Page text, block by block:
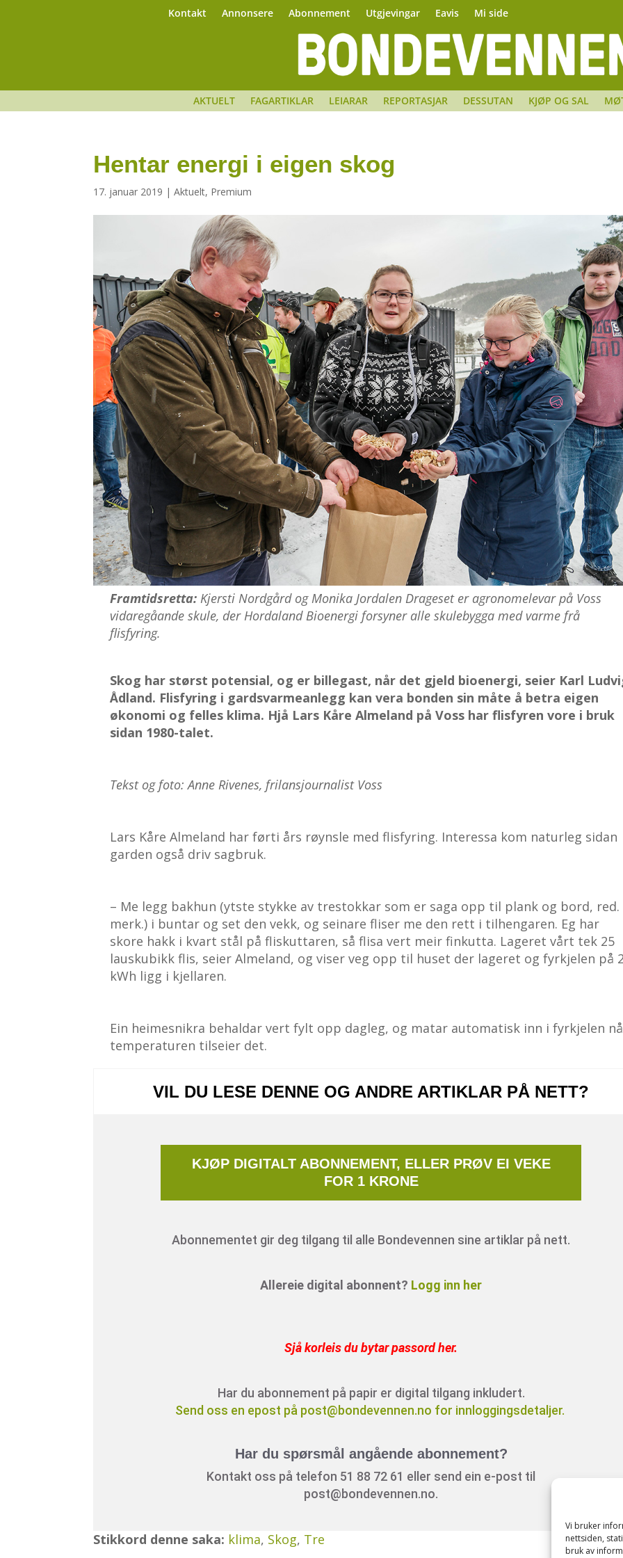
Vi bruker
nettsiden,
bruk av
Kontakt Annonsere Abonnement Utgjevingar Eavis Mi side
AKTUELT FAGARTIKLAR LEIARAR REPORTASJAR DESSUTAN KJØP OG SAL
Hentar energi i eigen skog
17. januar 2019 |Aktuelt, Premium
Framtidsretta: Kjersti Nordgård og Monika Jordalen Drageset er agronomelevar på Voss
vidaregåande skule, der Hordaland Bioenergi forsyner alle skulebygga med varme frå
flisfyring.
Skog har størst potensial, og er billegast, når det gjeld bioenergi, seier Karl
Ådland. Flisfyring i gardsvarmeanlegg kan vera bonden sin måte å betra eigen
økonomi og felles klima. Hjå Lars Kåre Almeland på Voss har flisfyren vore i bruk
sidan 1980-talet.
Tekst og foto: Anne Rivenes, frilansjournalist Voss
Lars Kåre Almeland har førti års røynsle med flisfyring. Interessa kom naturleg sidan
garden også driv sagbruk.
– Me legg bakhun (ytste stykke av trestokkar som er saga opp til plank og bord, red.
merk.) i buntar og set den vekk, og seinare fliser me den rett i tilhengaren. Eg har
skore hakk i kvart stål på fliskuttaren, så flisa vert meir finkutta. Lageret vårt tek 25
lauskubikk flis, seier Almeland, og viser veg opp til huset der lageret og fyrkjelen på
kWh ligg i kjellaren.
Ein heimesnikra behaldar vert fylt opp dagleg, og matar automatisk inn i fyrkjelen
temperaturen tilseier det.
VIL DU LESE DENNE OG ANDRE ARTIKLAR PÅ NETT?
KJØP DIGITALT ABONNEMENT, ELLER PRØV EI VEKE
FOR 1 KRONE
Abonnementet gir deg tilgang til alle Bondevennen sine artiklar på nett.
Allereie digital abonnent? Logg inn her
Sjå korleis du bytar passord her.
Har du abonnement på papir er digital tilgang inkludert.
Send oss en epost på post@bondevennen.no for innloggingsdetaljer.
Har du spørsmål angående abonnement?
Kontakt oss på telefon 51 88 72 61 eller send ein e-post til
post@bondevennen.no.
Stikkord denne saka: klima, Skog, Tre